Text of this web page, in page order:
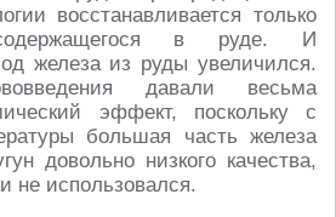
восстанавливается только
в руде. И
железа из руды увеличился.
давали весьма
эффект, поскольку с
большая часть железа
довольно низкого качества,
не использовался.